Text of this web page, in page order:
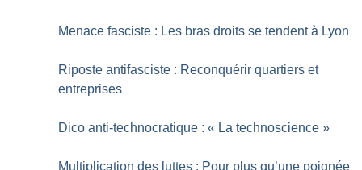
Menace fasciste : Les bras droits se tendent à Lyon
Riposte antifasciste : Reconquérir quartiers et
entreprises
Dico anti-technocratique : « La technoscience »
Multiplication des luttes : Pour plus qu’une poignée